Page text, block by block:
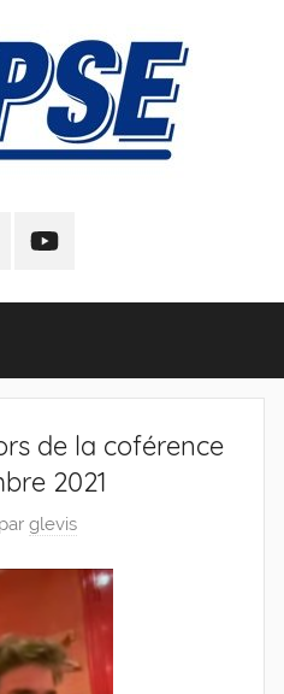
Youtube
de la coférence
2021
par glevis